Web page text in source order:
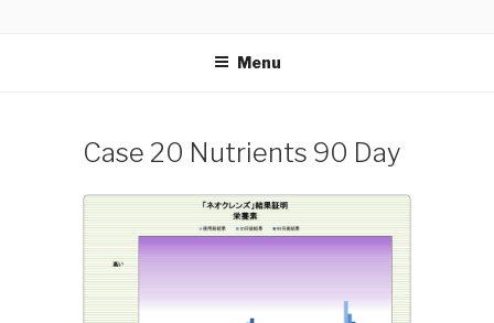
Menu
Case 20 Nutrients 90 Day